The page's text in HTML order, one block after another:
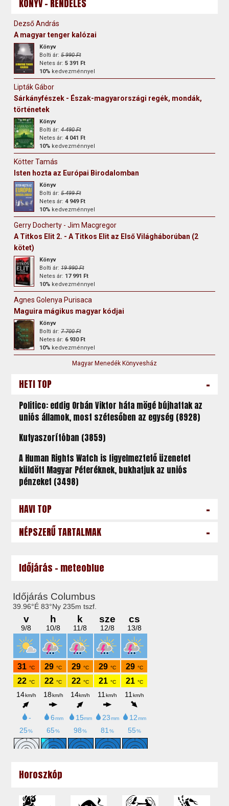
KÖNYV - RENDELÉS
Dezső András
A magyar tenger kalózai
Könyv
Bolti ár:5 990 Ft
Netes ár:5 391 Ft
10% kedvezménnyel
Lipták Gábor
Sárkányfészek - Észak-magyarországi regék, mondák,
történetek
Könyv
Bolti ár:4 490 Ft
Netes ár:4 041 Ft
10% kedvezménnyel
Kötter Tamás
Isten hozta az Európai Birodalomban
Könyv
Bolti ár:5 499 Ft
Netes ár:4 949 Ft
10% kedvezménnyel
Gerry Docherty - Jim Macgregor
A Titkos Elit 2. - A Titkos Elit az Első Világháborúban (2
kötet)
Könyv
Bolti ár:19 990 Ft
Netes ár: 17 991 Ft
10% kedvezménnyel
Agnes Golenya Purisaca
Maguira mágikus magyar kódjai
Könyv
Bolti ár:7 700 Ft
Netes ár: 6 930 Ft
10% kedvezménnyel
Magyar Menedék Könyvesház
HETI TOP -
Politico: eddig Orbán Viktor háta mögé bújhattak az
uniós államok, most szétesőben az egység (8928)
Kutyaszorítóban (3859)
A Human Rights Watch is figyelmeztető üzenetet
küldött Magyar Péteréknek, bukhatjuk az uniós
pénzeket (3498)
HAVI TOP -
NÉPSZERŰ TARTALMAK -
Időjárás - meteoblue
Horoszkóp